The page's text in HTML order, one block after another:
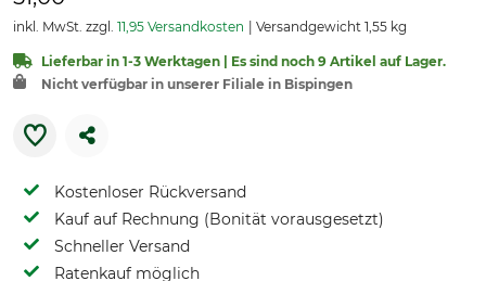
inkl. MwSt. zzgl. 11,95 Versandkosten Versandgewicht 1,55 kg
Lieferbar in 1-3 Werktagen | Es sind noch 9 Artikel auf Lager.
Nicht verfügbar in unserer Filiale in Bispingen
Kostenloser Rückversand
Kauf auf Rechnung (Bonität vorausgesetzt)
Schneller Versand
Ratenkauf möglich